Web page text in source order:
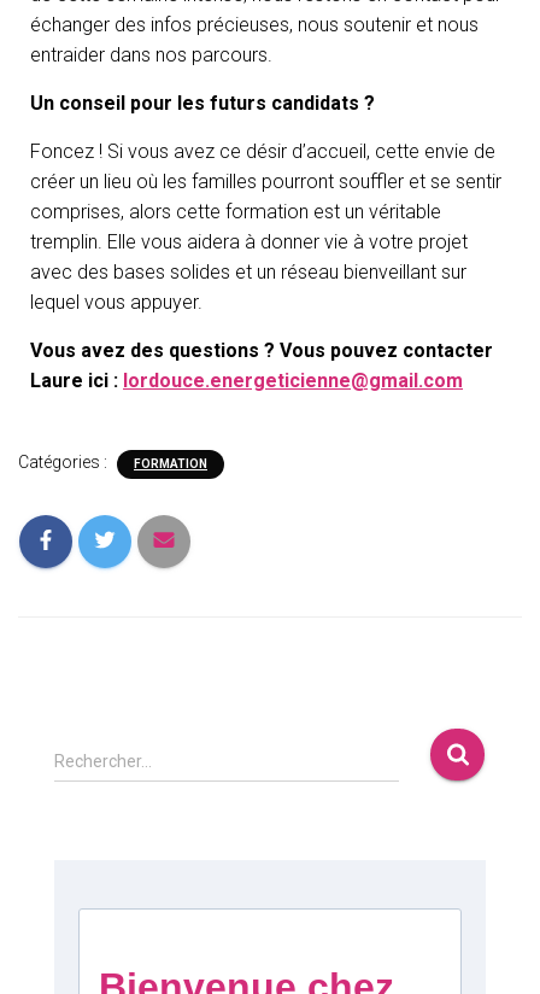
échanger des infos précieuses, nous soutenir et nous
entraider dans nos parcours.
Un conseil pour les futurs candidats ?
Foncez ! Si vous avez ce désir d’accueil, cette envie de
créer un lieu où les familles pourront souffler et se sentir
comprises, alors cette formation est un véritable
tremplin. Elle vous aidera à donner vie à votre projet
avec des bases solides et un réseau bienveillant sur
lequel vous appuyer.
Vous avez des questions ? Vous pouvez contacter
Laure ici : lordouce.energeticienne@gmail.com
Catégories : FORMATION
Rechercher…